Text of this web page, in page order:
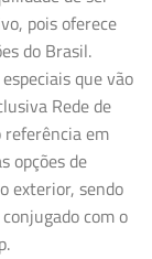
pois oferece
do Brasil.
que vão
Rede de
referência em
opções de
exterior, sendo
com o